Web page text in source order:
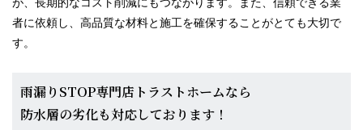
者に依頼し、高品質な材料と施工を確保することがとても大切で
す。
雨漏りSTOP専門店トラストホームなら
防水層の劣化も対応しております！